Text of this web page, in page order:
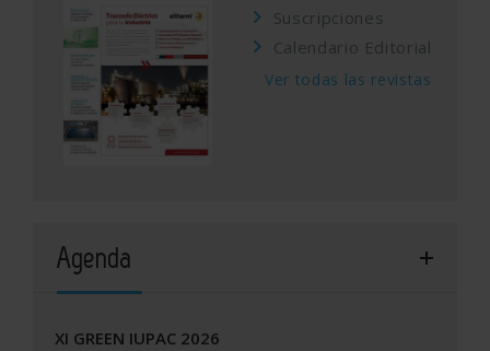
Suscripciones
Calendario Editorial
Ver todas las revistas
Agenda
XI GREEN IUPAC 2026